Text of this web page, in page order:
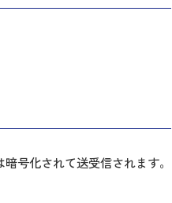
号化されて送受信されます。